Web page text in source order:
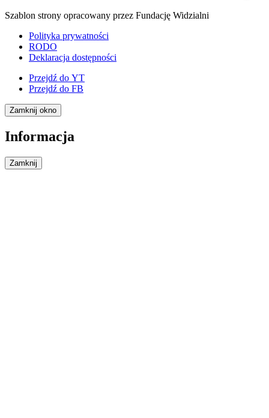
Szablon strony opracowany przez Fundację Widzialni
Polityka prywatności
RODO
Deklaracja dostępności
Przejdź do YT
Przejdź do FB
Zamknij okno
Informacja
Zamknij